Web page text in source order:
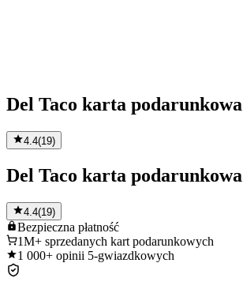
Del Taco karta podarunkowa
4.4(19)
Del Taco karta podarunkowa
4.4(19)
Bezpieczna płatność
1M+ sprzedanych kart podarunkowych
1 000+ opinii 5-gwiazdkowych